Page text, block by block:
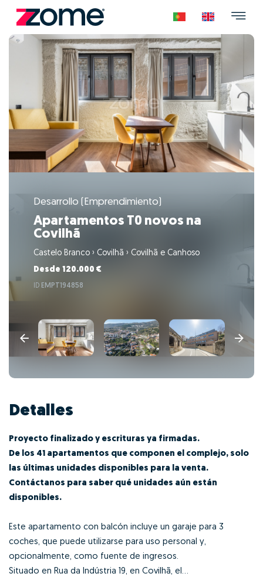
Desarrollo (Emprendimiento)
Apartamentos T0 novos na
Covilhã
Castelo Branco › Covilhã › Covilhã e Canhoso
Desde 120.000 €
ID EMPT194858
Detalles
Proyecto finalizado y escrituras ya firmadas.
De los 41 apartamentos que componen el complejo, solo
las últimas unidades disponibles para la venta.
Contáctanos para saber qué unidades aún están
disponibles.
Este apartamento con balcón incluye un garaje para 3
coches, que puede utilizarse para uso personal y,
opcionalmente, como fuente de ingresos.
Situado en Rua da Indústria 19, en Covilhã, el...